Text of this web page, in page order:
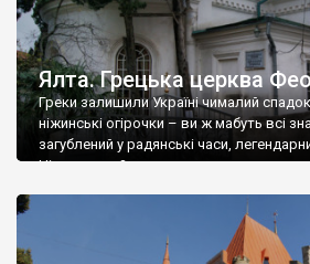
Ялта. Грецька церква
Греки залишили Україні чималий
ніжинські огірочки – ви ж мабуть всі
загублений у радянські часи,
Ніжин греки?